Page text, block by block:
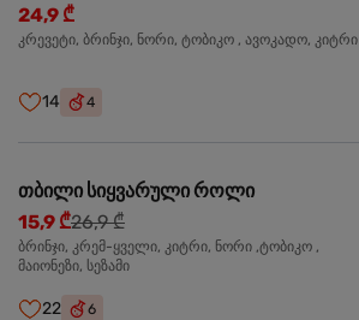
24,9 ₾
კრევეტი, ბრინჯი, ნორი, ტობიკო , ავოკადო, კიტრი
14 4
თბილი სიყვარული როლი
15,9 ₾26,9 ₾
ბრინჯი, კრემ-ყველი, კიტრი, ნორი ,ტობიკო ,
მაიონეზი, სეზამი
22 6